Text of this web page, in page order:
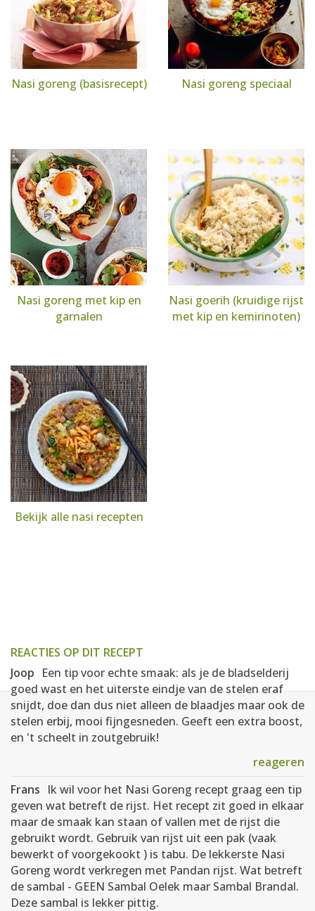
Nasi goreng (basisrecept) Nasi goreng speciaal
Nasi goreng met kip en
garnalen
Nasi goerih (kruidige rijst
met kip en kemirinoten)
Bekijk alle nasi recepten
REACTIES OP DIT RECEPT
Joop Een tip voor echte smaak: als je de bladselderij
goed wast en het uiterste eindje van de stelen eraf
snijdt, doe dan dus niet alleen de blaadjes maar ook de
stelen erbij, mooi fijngesneden. Geeft een extra boost,
en 't scheelt in zoutgebruik!
reageren
Frans Ik wil voor het Nasi Goreng recept graag een tip
geven wat betreft de rijst. Het recept zit goed in elkaar
maar de smaak kan staan of vallen met de rijst die
gebruikt wordt. Gebruik van rijst uit een pak (vaak
bewerkt of voorgekookt ) is tabu. De lekkerste Nasi
Goreng wordt verkregen met Pandan rijst. Wat betreft
de sambal - GEEN Sambal Oelek maar Sambal Brandal.
Deze sambal is lekker pittig.